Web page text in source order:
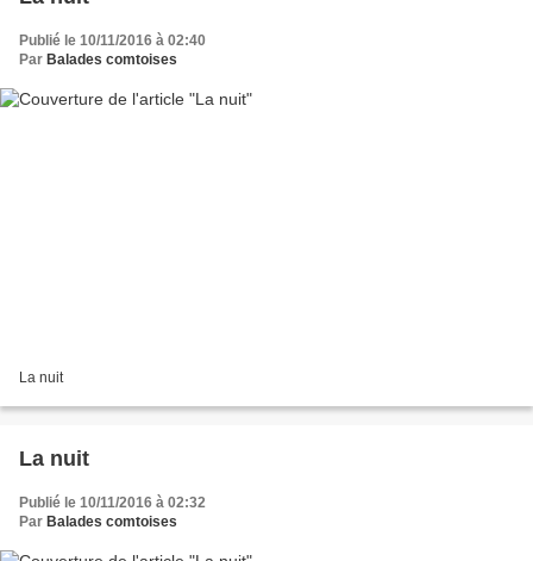
Publié le 10/11/2016 à 02:40
Par Balades comtoises
La nuit
La nuit
Publié le 10/11/2016 à 02:32
Par Balades comtoises